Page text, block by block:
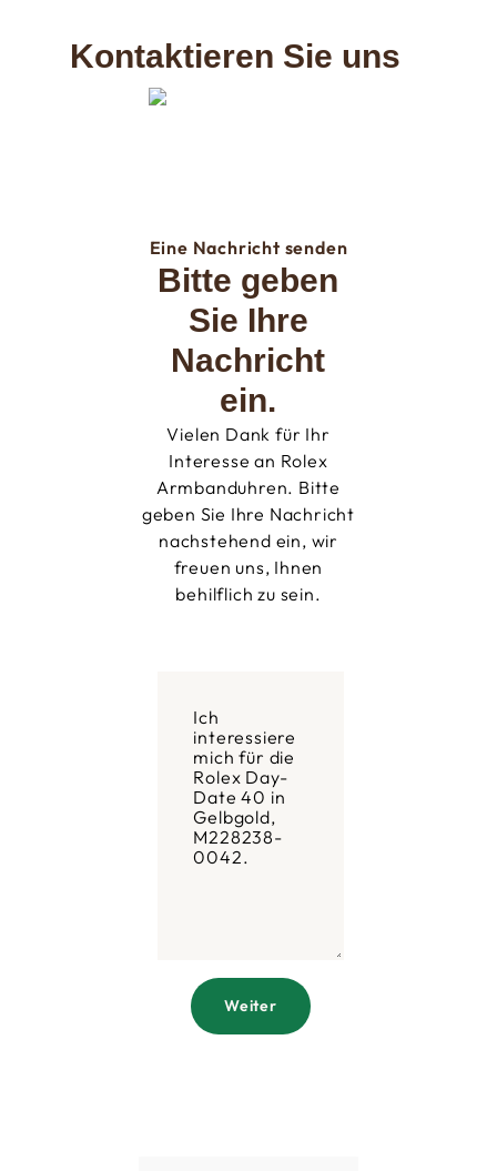
Kontaktieren Sie uns
Eine Nachricht senden
Bitte geben
Sie Ihre
Nachricht
ein.
Vielen Dank für Ihr
Interesse an Rolex
Armbanduhren. Bitte
geben Sie Ihre Nachricht
nachstehend ein, wir
freuen uns, Ihnen
behilflich zu sein.
Weiter